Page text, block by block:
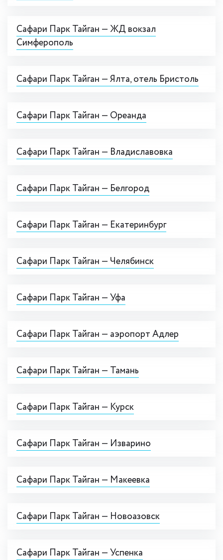
Сафари Парк Тайган — ЖД вокзал
Симферополь
Сафари Парк Тайган — Ялта, отель Бристоль
Сафари Парк Тайган — Ореанда
Сафари Парк Тайган — Владиславовка
Сафари Парк Тайган — Белгород
Сафари Парк Тайган — Екатеринбург
Сафари Парк Тайган — Челябинск
Сафари Парк Тайган — Уфа
Сафари Парк Тайган — аэропорт Адлер
Сафари Парк Тайган — Тамань
Сафари Парк Тайган — Курск
Сафари Парк Тайган — Изварино
Сафари Парк Тайган — Макеевка
Сафари Парк Тайган — Новоазовск
Сафари Парк Тайган — Успенка